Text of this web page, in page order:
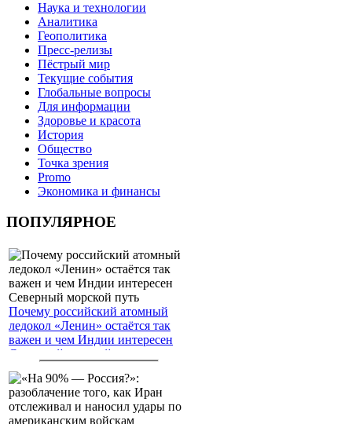
Наука и технологии
Аналитика
Геополитика
Пресс-релизы
Пёстрый мир
Текущие события
Глобальные вопросы
Для информации
Здоровье и красота
История
Общество
Точка зрения
Promo
Экономика и финансы
ПОПУЛЯРНОЕ
Почему российский атомный
ледокол «Ленин» остаётся так
важен и чем Индии интересен
Северный морской путь